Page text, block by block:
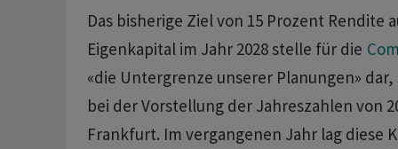
Das bisherige Ziel von 15 Prozent Rendite
Eigenkapital im Jahr 2028 stelle für die
«die Untergrenze unserer Planungen»
bei der Vorstellung der Jahreszahlen von
Frankfurt. Im vergangenen Jahr lag diese